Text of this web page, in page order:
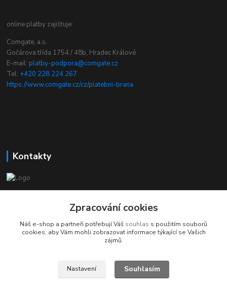
online platby zajišťuje:
Comgate, a.s.
Gočárova třída 1754 / 48b, Hradec Králové
E-mail:platby-podpora@comgate.cz
Tel: +420 228 224 267
https://www.comgate.cz/cz/platebni-brana
Kontakty
+420 777 896 071
Zpracování cookies
Náš e-shop a partneři potřebují Váš souhlas s použitím souborů
cookies, aby Vám mohli zobrazovat informace týkající se Vašich
zájmů.
Nastavení Souhlasím